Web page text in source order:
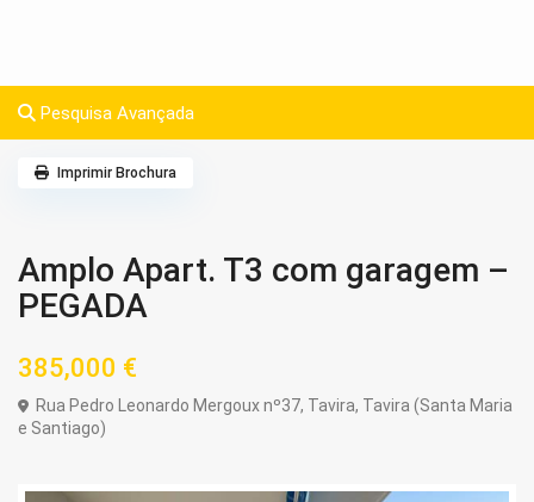
Pesquisa Avançada
Amplo Apart. T3 com garagem –
PEGADA
385,000 €
Rua Pedro Leonardo Mergoux nº37, Tavira, Tavira (Santa Maria
e Santiago)
Imprimir Brochura